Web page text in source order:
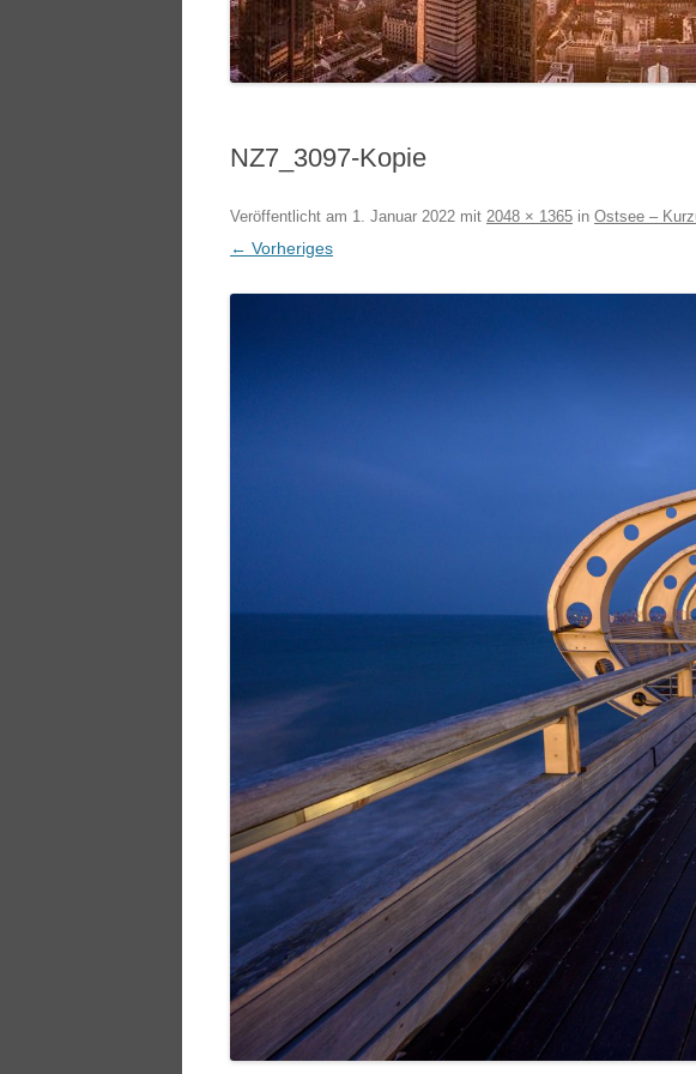
NZ7_3097-Kopie
Veröffentlicht am 1. Januar 2022 mit 2048 × 1365 in Ostsee –
← Vorheriges